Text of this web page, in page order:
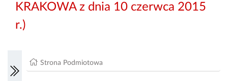
KRAKOWA z dnia 10 czerwca 2015
r.)
Strona Podmiotowa